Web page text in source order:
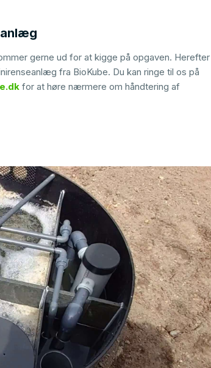
gerne ud for at kigge på opgaven. Herefter
fra BioKube. Du kan ringe til os på
for at høre nærmere om håndtering af